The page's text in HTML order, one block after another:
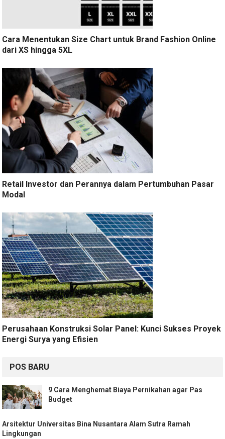
Cara Menentukan Size Chart untuk Brand Fashion Online
dari XS hingga 5XL
Retail Investor dan Perannya dalam Pertumbuhan Pasar
Modal
Perusahaan Konstruksi Solar Panel: Kunci Sukses Proyek
Energi Surya yang Efisien
POS BARU
9 Cara Menghemat Biaya Pernikahan agar Pas
Budget
Arsitektur Universitas Bina Nusantara Alam Sutra Ramah
Lingkungan